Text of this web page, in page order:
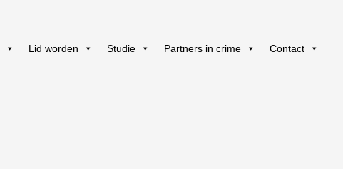
Lid worden Studie Partners in crime Contact